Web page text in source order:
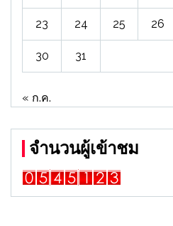
23 24 25 26
30 31
« ก.ค.
จำนวนผู้เข้าชม